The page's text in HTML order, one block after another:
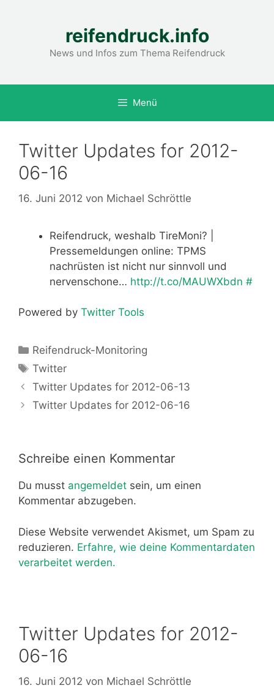
reifendruck.info
News und Infos zum Thema Reifendruck
Menü
Twitter Updates for 2012-
06-16
16. Juni 2012 von Michael Schröttle
Reifendruck, weshalb TireMoni? |
Pressemeldungen online: TPMS
nachrüsten ist nicht nur sinnvoll und
nervenschone… http://t.co/MAUWXbdn #
Powered by Twitter Tools
Kategorien
Reifendruck-Monitoring
Schlagwörter
Twitter
Twitter Updates for 2012-06-13
Twitter Updates for 2012-06-16
Schreibe einen Kommentar
Du musst angemeldet sein, um einen
Kommentar abzugeben.
Diese Website verwendet Akismet, um Spam zu
reduzieren. Erfahre, wie deine Kommentardaten
verarbeitet werden.
Twitter Updates for 2012-
06-16
16. Juni 2012 von Michael Schröttle